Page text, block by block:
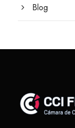
Blog